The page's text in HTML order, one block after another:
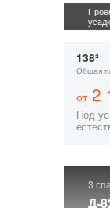
138²
Общая
от2
Под
3
Д-